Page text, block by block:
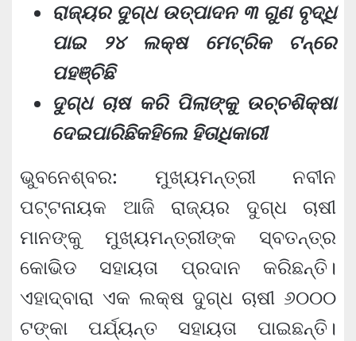
ରାଜ୍ୟର ଦୁଗ୍ଧ ଉତ୍ପାଦନ ୩ ଗୁଣ ବୃଦ୍ଧି
ପାଇ ୨୪ ଲକ୍ଷ ମେଟ୍ରିକ ଟନ୍‌ରେ
ପହଞ୍ଚିଛି
ଦୁଗ୍‌ଧ ଚାଷ କରି ପିଲାଙ୍କୁ ଉଚ୍ଚଶିକ୍ଷା
ଦେଇପାରିଛିକହିଲେ ହିତାଧିକାରୀ
ଭୁବନେଶ୍ବର: ମୁଖ୍ୟମନ୍ତ୍ରୀ ନବୀନ
ପଟ୍ଟନାୟକ ଆଜି ରାଜ୍ୟର ଦୁଗ୍‌ଧ ଚାଷୀ
ମାନଙ୍କୁ ମୁଖ୍ୟମନ୍ତ୍ରୀଙ୍କ ସ୍ବତନ୍ତ୍ର
କୋଭିଡ ସହାୟତା ପ୍ରଦାନ କରିଛନ୍ତି।
ଏହାଦ୍ବାରା ଏକ ଲକ୍ଷ ଦୁଗ୍‌ଧ ଚାଷୀ ୬୦୦୦
ଟଙ୍କା ପର୍ଯ୍ୟନ୍ତ ସହାୟତା ପାଇଛନ୍ତି।